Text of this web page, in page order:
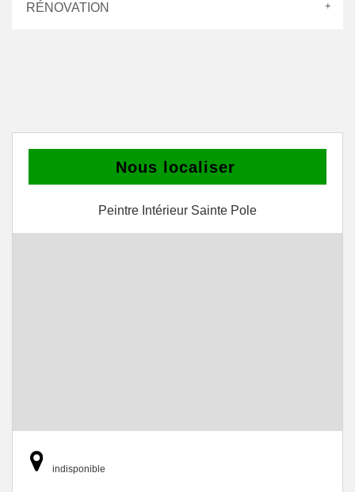
RÉNOVATION
Nous localiser
Peintre Intérieur Sainte Pole
indisponible